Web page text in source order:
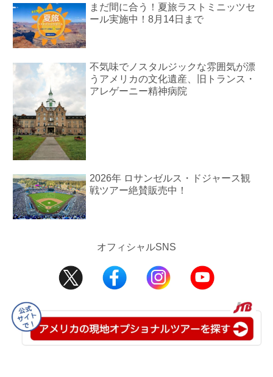
まだ間に合う！夏旅ラストミニッツセ
ール実施中！8月14日まで
不気味でノスタルジックな雰囲気が漂
うアメリカの文化遺産、旧トランス・
アレゲーニー精神病院
2026年 ロサンゼルス・ドジャース観
戦ツアー絶賛販売中！
オフィシャルSNS